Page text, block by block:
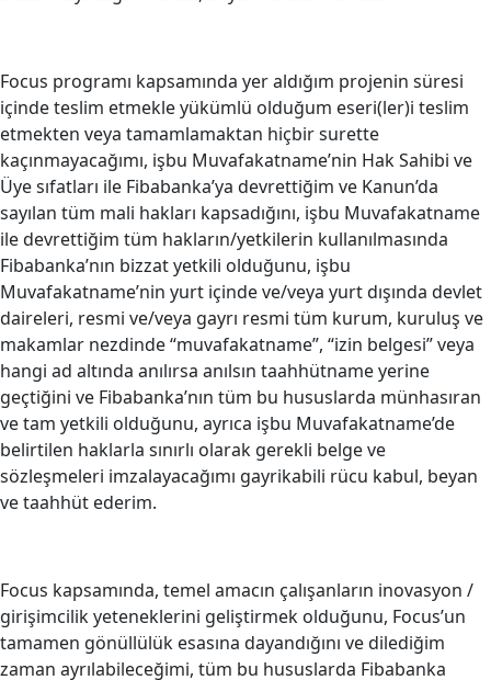
Focus programı kapsamında yer aldığım projenin süresi
içinde teslim etmekle yükümlü olduğum eseri(ler)i teslim
etmekten veya tamamlamaktan hiçbir surette
kaçınmayacağımı, işbu Muvafakatname’nin Hak Sahibi ve
Üye sıfatları ile Fibabanka’ya devrettiğim ve Kanun’da
sayılan tüm mali hakları kapsadığını, işbu Muvafakatname
ile devrettiğim tüm hakların/yetkilerin kullanılmasında
Fibabanka’nın bizzat yetkili olduğunu, işbu
Muvafakatname’nin yurt içinde ve/veya yurt dışında devlet
daireleri, resmi ve/veya gayrı resmi tüm kurum, kuruluş ve
makamlar nezdinde “muvafakatname”, “izin belgesi” veya
hangi ad altında anılırsa anılsın taahhütname yerine
geçtiğini ve Fibabanka’nın tüm bu hususlarda münhasıran
ve tam yetkili olduğunu, ayrıca işbu Muvafakatname’de
belirtilen haklarla sınırlı olarak gerekli belge ve
sözleşmeleri imzalayacağımı gayrikabili rücu kabul, beyan
ve taahhüt ederim.
Focus kapsamında, temel amacın çalışanların inovasyon /
girişimcilik yeteneklerini geliştirmek olduğunu, Focus’un
tamamen gönüllülük esasına dayandığını ve dilediğim
zaman ayrılabileceğimi, tüm bu hususlarda Fibabanka